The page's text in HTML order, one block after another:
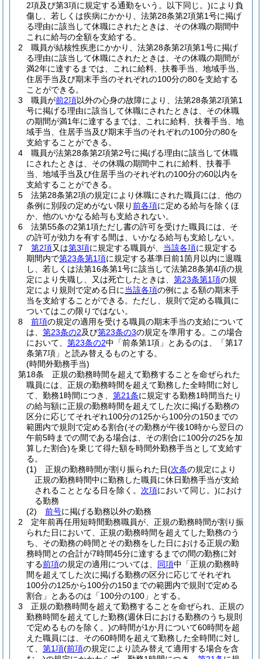
2項及び第3項に規定する通勤をいう。以下同じ。)により負
傷し、若しくは疾病にかかり、法第28条第2項第1号に掲げ
る理由に該当して休職にされたときは、その休職の期間中
これに給与の全額を支給する。
2
職員が結核性疾患にかかり、法第28条第2項第1号に掲げ
る理由に該当して休職にされたときは、その休職の期間が
満2年に達するまでは、これに給料、扶養手当、地域手当、
住居手当及び期末手当のそれぞれの100分の80を支給する
ことができる。
3
職員が前2項以外の心身の故障により、法第28条第2項第1
号に掲げる理由に該当して休職にされたときは、その休職
の期間が満1年に達するまでは、これに給料、扶養手当、地
域手当、住居手当及び期末手当のそれぞれの100分の80を
支給することができる。
4
職員が法第28条第2項第2号に掲げる理由に該当して休職
にされたときは、その休職の期間中これに給料、扶養手
当、地域手当及び住居手当のそれぞれの100分の60以内を
支給することができる。
5
法第28条第2項の規定により休職にされた職員には、他の
条例に別段の定めがない限り前各項に定める給与を除くほ
か、他のいかなる給与も支給されない。
6
法第55条の2第1項ただし書の許可を受けた職員には、そ
の許可が効力を有する間は、いかなる給与も支給しない。
7
第2項又は第3項に規定する職員が、 当該各項に規定する
期間内で第23条第1項に規定する基準日前1箇月以内に退職
し、若しくは法第16条第1号に該当して法第28条第4項の規
定により失職し、又は死亡したときは、 第23条第1項の規
定により規則で定める日に当該各項の例による額の期末手
当を支給することができる。 ただし、規則で定める職員に
ついてはこの限りではない。
8
前項の規定の適用を受ける職員の期末手当の支給について
は、 第23条の2及び第23条の3の規定を準用する。
この場合
において、 第23条の2中「前条第1項」とあるのは、「第17
条第7項」と読み替えるものとする。
(時間外勤務手当)
第18条
正規の勤務時間を超えて勤務することを命ぜられた
職員には、正規の勤務時間を超えて勤務した全時間に対し
て、勤務1時間につき、 第21条に規定する勤務1時間当たり
の給与額に正規の勤務時間を超えてした次に掲げる勤務の
区分に応じてそれぞれ100分の125から100分の150までの
範囲内で規則で定める割合(その勤務が午後10時から翌日の
午前5時までの間である場合は、その割合に100分の25を加
算した割合)を乗じて得た額を時間外勤務手当として支給す
る。
(1)
正規の勤務時間が割り振られた日(次条の規定により
正規の勤務時間中に勤務した職員に休日勤務手当が支給
されることとなる日を除く。 次項において同じ。)におけ
る勤務
(2)
前号に掲げる勤務以外の勤務
2
定年前再任用短時間勤務職員が、正規の勤務時間が割り振
られた日において、正規の勤務時間を超えてした勤務のう
ち、その勤務の時間とその勤務をした日における正規の勤
務時間との合計が7時間45分に達するまでの間の勤務に対
する前項の規定の適用については、 同項中「正規の勤務時
間を超えてした次に掲げる勤務の区分に応じてそれぞれ
100分の125から100分の150までの範囲内で規則で定める
割合」とあるのは「100分の100」とする。
3
正規の勤務時間を超えて勤務することを命ぜられ、正規の
勤務時間を超えてした勤務(週休日における勤務のうち規則
で定めるものを除く。)の時間が1か月について60時間を超
えた職員には、その60時間を超えて勤務した全時間に対し
て、 第1項(前項の規定により読み替えて適用する場合を含